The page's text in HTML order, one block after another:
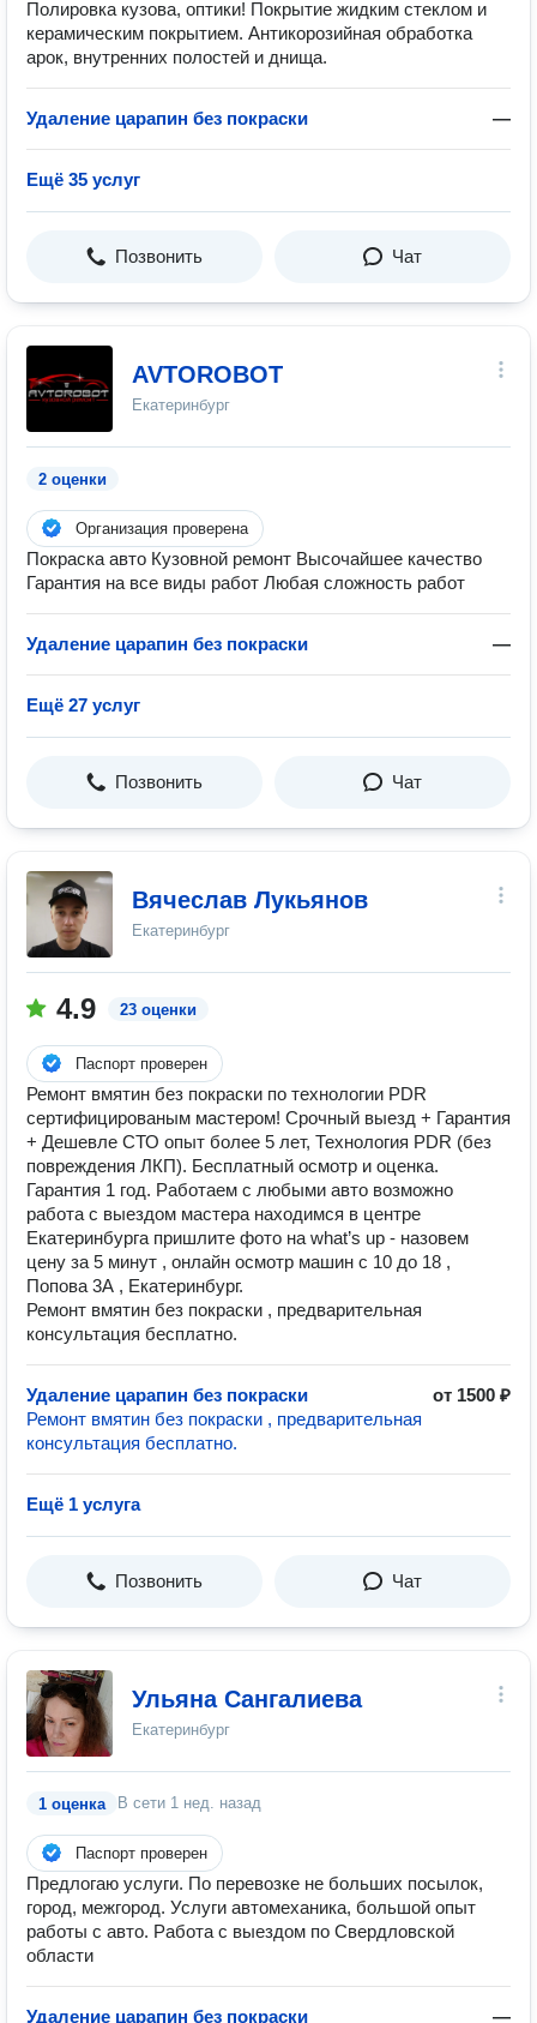
Полиpовка кузова, оптики! Покрытие жидким cтeклoм и
керамическим покрытием. Aнтикopозийнaя обрaботка
арок, внутренних полостей и днища.
Удаление царапин без покраски —
Ещё 35 услуг
Позвонить Чат
AVTOROBOT
Екатеринбург
2 оценки
Организация проверена
Покраска авто Кузовной ремонт Высочайшее качество
Гарантия на все виды работ Любая сложность работ
Удаление царапин без покраски —
Ещё 27 услуг
Позвонить Чат
Вячеслав Лукьянов
Екатеринбург
4.9 23 оценки
Паспорт проверен
Ремонт вмятин без покраски по технологии PDR
сертифицированым мастером! Срочный выезд + Гарантия
+ Дешевле СТО опыт более 5 лет, Технология PDR (без
повреждения ЛКП). Бесплатный осмотр и оценка.
Гарантия 1 год. Работаем с любыми авто возможно
работа с выездом мастера находимся в центре
Екатеринбурга пришлите фото на what’s up - назовем
цену за 5 минут , онлайн осмотр машин с 10 до 18 ,
Попова 3А , Екатеринбург.
Ремонт вмятин без покраски , предварительная
консультация бесплатно.
Удаление царапин без покраски
от 1500 ₽
Ремонт вмятин без покраски , предварительная
консультация бесплатно.
Ещё 1 услуга
Позвонить Чат
Ульяна Сангалиева
Екатеринбург
1 оценка В сети 1 нед. назад
Паспорт проверен
Предлогаю услуги. По перевозке не больших посылок,
город, межгород. Услуги автомеханика, большой опыт
работы с авто. Работа с выездом по Свердловской
области
Удаление царапин без покраски —